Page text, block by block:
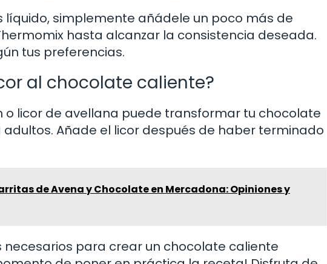
simplemente añádele un poco más de
hasta alcanzar la consistencia deseada.
tus preferencias.
al chocolate caliente?
o licor de avellana puede transformar tu chocolate
Añade el licor después de haber terminado
de Avena y Chocolate en Mercadona: Opiniones y
necesarios para crear un chocolate caliente